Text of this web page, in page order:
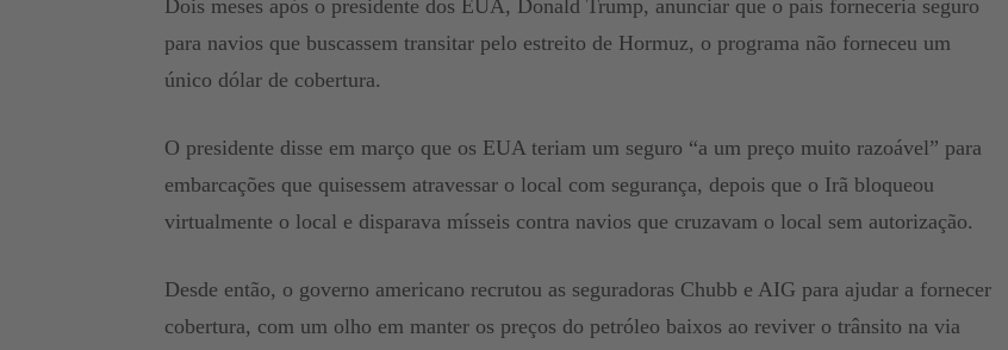
Dois meses após o presidente dos EUA, Donald Trump, anunciar que o país forneceria seguro
para navios que buscassem transitar pelo estreito de Hormuz, o programa não forneceu um
único dólar de cobertura.
O presidente disse em março que os EUA teriam um seguro “a um preço muito razoável” para
embarcações que quisessem atravessar o local com segurança, depois que o Irã bloqueou
virtualmente o local e disparava mísseis contra navios que cruzavam o local sem autorização.
Desde então, o governo americano recrutou as seguradoras Chubb e AIG para ajudar a fornecer
cobertura, com um olho em manter os preços do petróleo baixos ao reviver o trânsito na via